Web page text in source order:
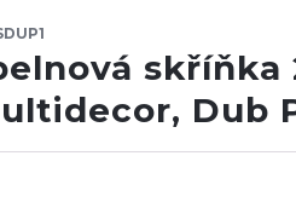
skříňka
Dub